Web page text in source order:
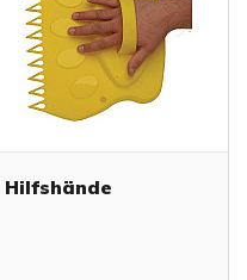
Hilfshände